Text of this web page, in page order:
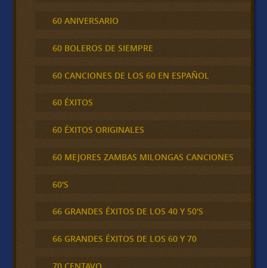
60 ANIVERSARIO
60 BOLEROS DE SIEMPRE
60 CANCIONES DE LOS 60 EN ESPAÑOL
60 ÉXITOS
60 ÉXITOS ORIGINALES
60 MEJORES ZAMBAS MILONGAS CANCIONES
60'S
66 GRANDES ÉXITOS DE LOS 40 Y 50'S
66 GRANDES ÉXITOS DE LOS 60 Y 70